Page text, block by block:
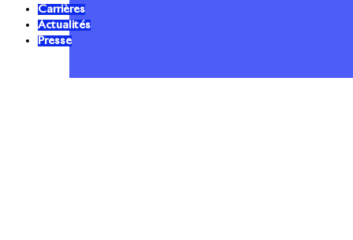
Carrières
Actualités
Presse